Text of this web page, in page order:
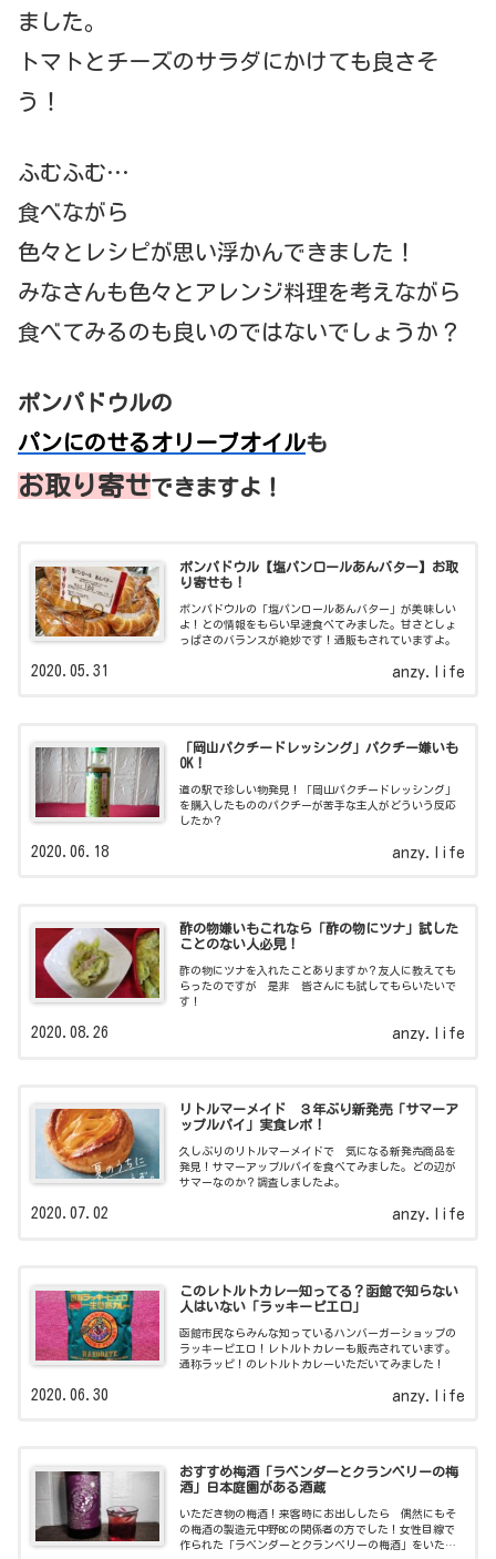
ました。
トマトとチーズのサラダにかけても良さそ
う！
ふむふむ…
食べながら
色々とレシピが思い浮かんできました！
みなさんも色々とアレンジ料理を考えながら
食べてみるのも良いのではないでしょうか？
ポンパドウルの
パンにのせるオリーブオイルも
お取り寄せできますよ！
ポンパドウル【塩パンロールあんバター】お取
り寄せも！
ポンパドウルの「塩パンロールあんバター」が美味しい
よ！との情報をもらい早速食べてみました。甘さとしょ
っぱさのバランスが絶妙です！通販もされていますよ。
anzy.life
2020.05.31
「岡山パクチードレッシング」パクチー嫌いも
OK！
道の駅で珍しい物発見！「岡山パクチードレッシング」
を購入したもののパクチーが苦手な主人がどういう反応
したか？
anzy.life
2020.06.18
酢の物嫌いもこれなら「酢の物にツナ」試した
ことのない人必見！
酢の物にツナを入れたことありますか？友人に教えても
らったのですが 是非 皆さんにも試してもらいたいで
す！
anzy.life
2020.08.26
リトルマーメイド ３年ぶり新発売「サマーア
ップルパイ」実食レポ！
久しぶりのリトルマーメイドで 気になる新発売商品を
発見！サマーアップルパイを食べてみました。どの辺が
サマーなのか？調査しましたよ。
anzy.life
2020.07.02
このレトルトカレー知ってる？函館で知らない
人はいない「ラッキーピエロ」
函館市民ならみんな知っているハンバーガーショップの
ラッキーピエロ！レトルトカレーも販売されています。
通称ラッピ！のレトルトカレーいただいてみました！
anzy.life
2020.06.30
おすすめ梅酒「ラベンダーとクランベリーの梅
酒」日本庭園がある酒蔵
いただき物の梅酒！来客時にお出ししたら 偶然にもそ
の梅酒の製造元中野BCの関係者の方でした！女性目線で
作られた「ラベンダーとクランベリーの梅酒」をいただ